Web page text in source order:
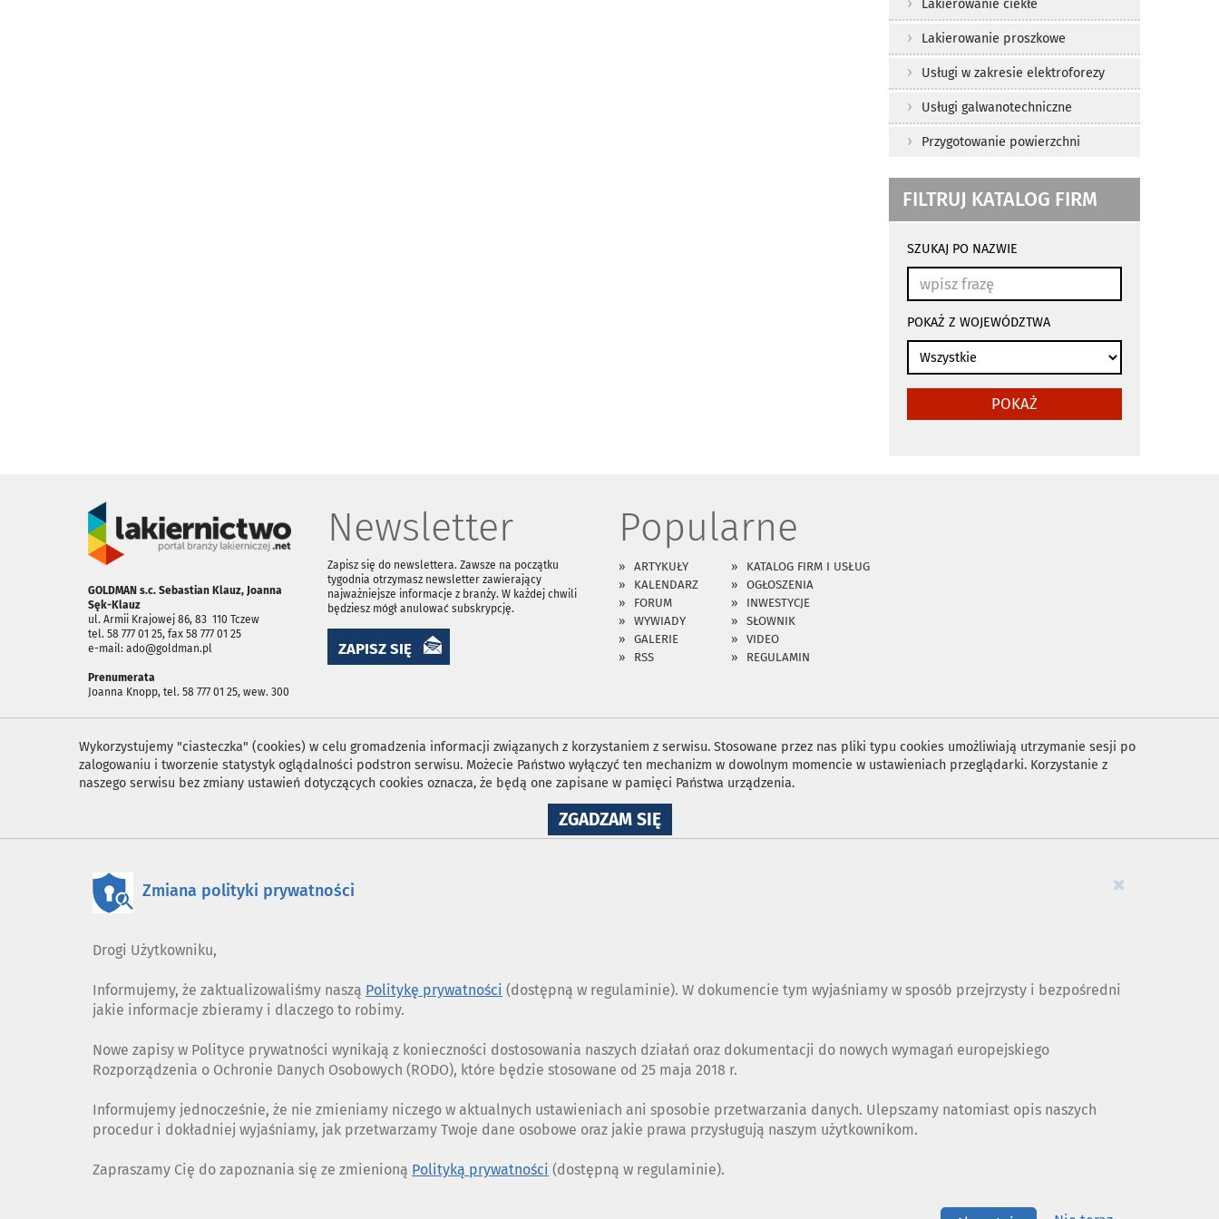
Lakierowanie ciekłe
Lakierowanie proszkowe
Usługi w zakresie elektroforezy
Usługi galwanotechniczne
Przygotowanie powierzchni
FILTRUJ KATALOG FIRM
wyszukiwania
automatycznie
SZUKAJ PO NAZWIE
POKAŻ Z WOJEWÓDZTWA
POKAŻ
GOLDMAN s.c. Sebastian Klauz, Joanna
Sęk-Klauz
ul. Armii Krajowej 86, 83 ­ 110 Tczew
tel. 58 777 01 25, fax 58 777 01 25
e-mail: ado@goldman.pl
Prenumerata
Joanna Knopp, tel. 58 777 01 25, wew. 300
Newsletter
Zapisz się do newslettera. Zawsze na początku
tygodnia otrzymasz newsletter zawierający
najważniejsze informacje z branży. W każdej chwili
będziesz mógł anulować subskrypcję.
ZAPISZ SIĘ
Popularne
ARTYKUŁY
KATALOG FIRM I USŁUG
KALENDARZ
OGŁOSZENIA
FORUM
INWESTYCJE
WYWIADY
SŁOWNIK
GALERIE
VIDEO
RSS
REGULAMIN
Wykorzystujemy "ciasteczka" (cookies) w celu gromadzenia informacji związanych z korzystaniem z serwisu. Stosowane przez nas pliki typu cookies umożliwiają utrzymanie sesji po
zalogowaniu i tworzenie statystyk oglądalności podstron serwisu. Możecie Państwo wyłączyć ten mechanizm w dowolnym momencie w ustawieniach przeglądarki. Korzystanie z
naszego serwisu bez zmiany ustawień dotyczących cookies oznacza, że będą one zapisane w pamięci Państwa urządzenia.
ZGADZAM SIĘNA
WYKORZYSTANIE
×
Zmiana polityki prywatności
Drogi Użytkowniku,
Informujemy, że zaktualizowaliśmy naszą Politykę prywatności (dostępną w regulaminie). W dokumencie tym wyjaśniamy w sposób przejrzysty i bezpośredni
jakie informacje zbieramy i dlaczego to robimy.
Nowe zapisy w Polityce prywatności wynikają z konieczności dostosowania naszych działań oraz dokumentacji do nowych wymagań europejskiego
Rozporządzenia o Ochronie Danych Osobowych (RODO), które będzie stosowane od 25 maja 2018 r.
Informujemy jednocześnie, że nie zmieniamy niczego w aktualnych ustawieniach ani sposobie przetwarzania danych. Ulepszamy natomiast opis naszych
procedur i dokładniej wyjaśniamy, jak przetwarzamy Twoje dane osobowe oraz jakie prawa przysługują naszym użytkownikom.
Zapraszamy Cię do zapoznania się ze zmienioną Polityką prywatności (dostępną w regulaminie).